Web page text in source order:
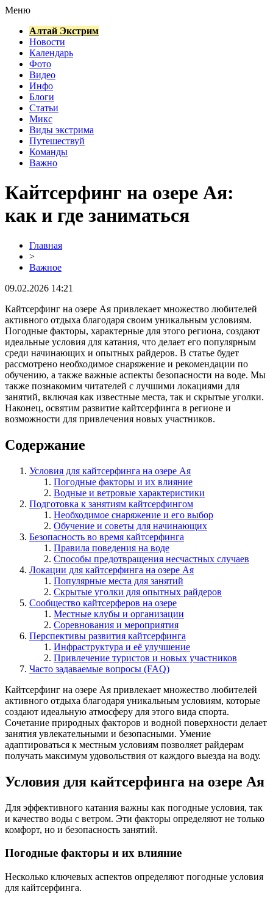
Меню
Алтай Экстрим
Новости
Календарь
Фото
Видео
Инфо
Блоги
Статьи
Микс
Виды экстрима
Путешествуй
Команды
Важно
Кайтсерфинг на озере Ая:
как и где заниматься
Главная
>
Важное
09.02.2026 14:21
Кайтсерфинг на озере Ая привлекает множество любителей
активного отдыха благодаря своим уникальным условиям.
Погодные факторы, характерные для этого региона, создают
идеальные условия для катания, что делает его популярным
среди начинающих и опытных райдеров. В статье будет
рассмотрено необходимое снаряжение и рекомендации по
обучению, а также важные аспекты безопасности на воде. Мы
также познакомим читателей с лучшими локациями для
занятий, включая как известные места, так и скрытые уголки.
Наконец, освятим развитие кайтсерфинга в регионе и
возможности для привлечения новых участников.
Содержание
Условия для кайтсерфинга на озере Ая
Погодные факторы и их влияние
Водные и ветровые характеристики
Подготовка к занятиям кайтсерфингом
Необходимое снаряжение и его выбор
Обучение и советы для начинающих
Безопасность во время кайтсерфинга
Правила поведения на воде
Способы предотвращения несчастных случаев
Локации для кайтсерфинга на озере Ая
Популярные места для занятий
Скрытые уголки для опытных райдеров
Сообщество кайтсерферов на озере
Местные клубы и организации
Соревнования и мероприятия
Перспективы развития кайтсерфинга
Инфраструктура и её улучшение
Привлечение туристов и новых участников
Часто задаваемые вопросы (FAQ)
Кайтсерфинг на озере Ая привлекает множество любителей
активного отдыха благодаря уникальным условиям, которые
создают идеальную атмосферу для этого вида спорта.
Сочетание природных факторов и водной поверхности делает
занятия увлекательными и безопасными. Умение
адаптироваться к местным условиям позволяет райдерам
получать максимум удовольствия от каждого выезда на воду.
Условия для кайтсерфинга на озере Ая
Для эффективного катания важны как погодные условия, так
и качество воды с ветром. Эти факторы определяют не только
комфорт, но и безопасность занятий.
Погодные факторы и их влияние
Несколько ключевых аспектов определяют погодные условия
для кайтсерфинга.